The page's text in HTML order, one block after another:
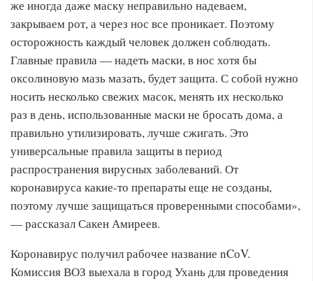
же иногда даже маску неправильно надеваем,
закрываем рот, а через нос все проникает. Поэтому
осторожность каждый человек должен соблюдать.
Главные правила — надеть маски, в нос хотя бы
оксолиновую мазь мазать, будет защита. С собой нужно
носить несколько свежих масок, менять их несколько
раз в день, использованные маски не бросать дома, а
правильно утилизировать, лучше сжигать. Это
универсальные правила защиты в период
распространения вирусных заболеваний. От
коронавируса какие-то препараты еще не созданы,
поэтому лучше защищаться проверенными способами»,
— рассказал Сакен Амиреев.
Коронавирус получил рабочее название nCоV.
Комиссия ВОЗ выехала в город Ухань для проведения